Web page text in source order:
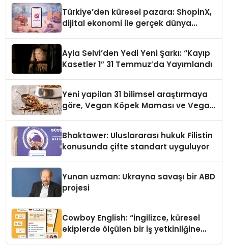
Türkiye’den küresel pazara: ShopinX,
dijital ekonomi ile gerçek dünya
Ayla Selvi’den Yedi Yeni Şarkı: “Kayıp
Kasetler 1” 31 Temmuz’da Yayımlandı
Yeni yapilan 31 bilimsel araştırmaya
göre, Vegan Köpek Maması ve Vegan
Bhaktawer: Uluslararası hukuk Filistin
konusunda çifte standart uyguluyor
Yunan uzman: Ukrayna savaşı bir ABD
projesi
Cowboy English: “İngilizce, küresel
ekiplerde ölçülen bir iş yetkinliğine